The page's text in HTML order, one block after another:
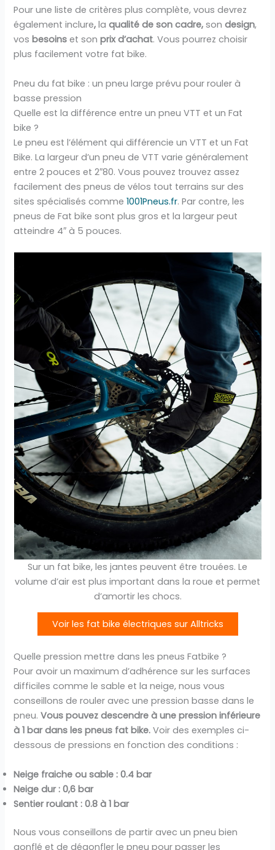
Pour une liste de critères plus complète, vous devrez
également inclure, laqualité de son cadre, sondesign,
vosbesoinset sonprix d’achat. Vous pourrez choisir
plus facilement votre fat bike.
Pneu du fat bike : un pneu large prévu pour rouler à
basse pression
Quelle est la différence entre un pneu VTT et un Fat
bike ?
Le pneu est l’élément qui différencie un VTT et un Fat
Bike. La largeur d’un pneu de VTT varie généralement
entre 2 pouces et 2″80. Vous pouvez trouvez assez
facilement des pneus de vélos tout terrains sur des
sites spécialisés comme1001Pneus.fr. Par contre, les
pneus de Fat bike sont plus gros et la largeur peut
atteindre 4″ à 5 pouces.
Sur un fat bike, les jantes peuvent être trouées. Le
volume d’air est plus important dans la roue et permet
d’amortir les chocs.
Voir les fat bike électriques sur Alltricks
Quelle pression mettre dans les pneus Fatbike ?
Pour avoir un maximum d’adhérence sur les surfaces
difficiles comme le sable et la neige, nous vous
conseillons de rouler avec une pression basse dans le
pneu. Vous pouvez descendre à une pression inférieure
à 1 bar dans les pneus fat bike.Voir des exemples ci-
dessous de pressions en fonction des conditions :
Neige fraiche ou sable : 0.4 bar
Neige dur : 0,6 bar
Sentier roulant : 0.8 à 1 bar
Nous vous conseillons de partir avec un pneu bien
gonflé et de dégonfler le pneu pour passer les